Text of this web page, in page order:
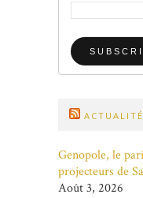
Genopole, le
projecteurs de
Août 3, 2026